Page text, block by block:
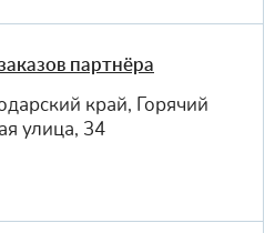
партнёра
край, Горячий
улица, 34